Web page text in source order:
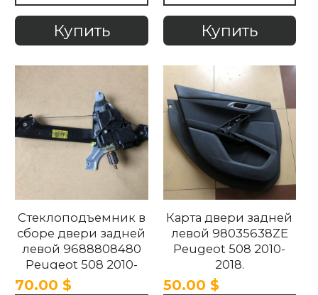
Купить Купить
Стеклоподъемник в
сборе двери задней
левой 9688808480
Peugeot 508 2010-
2018.
70.00 $
Карта двери задней
левой 98035638ZE
Peugeot 508 2010-
2018.
50.00 $